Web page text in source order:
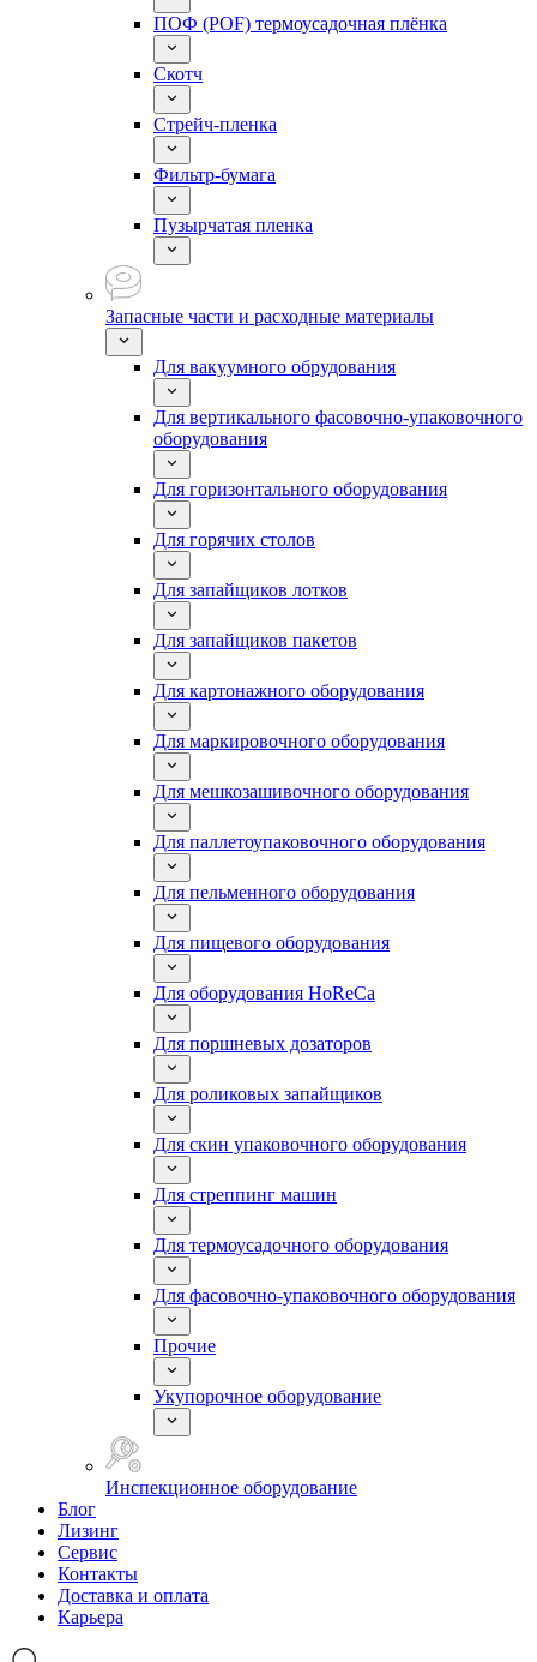
ПОФ (POF) термоусадочная плёнка
Скотч
Стрейч-пленка
Фильтр-бумага
Пузырчатая пленка
Запасные части и расходные материалы
Для вакуумного обрудования
Для вертикального фасовочно-упаковочного
оборудования
Для горизонтального оборудования
Для горячих столов
Для запайщиков лотков
Для запайщиков пакетов
Для картонажного оборудования
Для маркировочного оборудования
Для мешкозашивочного оборудования
Для паллетоупаковочного оборудования
Для пельменного оборудования
Для пищевого оборудования
Для оборудования HoReCa
Для поршневых дозаторов
Для роликовых запайщиков
Для скин упаковочного оборудования
Для стреппинг машин
Для термоусадочного оборудования
Для фасовочно-упаковочного оборудования
Прочие
Укупорочное оборудование
Инспекционное оборудование
Блог
Лизинг
Сервис
Контакты
Доставка и оплата
Карьера